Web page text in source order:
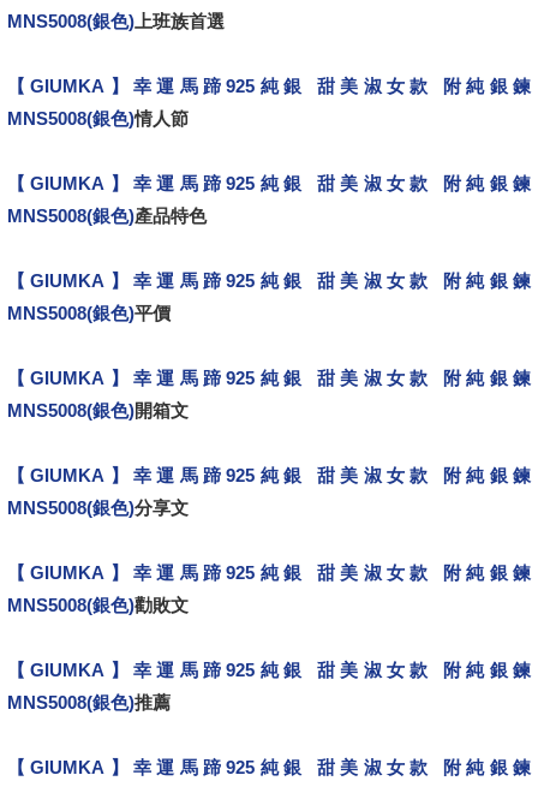
MNS5008(銀色) 上班族首選
【GIUMKA】幸運馬蹄925純銀 甜美淑女款 附純銀鍊
MNS5008(銀色)情人節
【GIUMKA】幸運馬蹄925純銀 甜美淑女款 附純銀鍊
MNS5008(銀色)產品特色
【GIUMKA】幸運馬蹄925純銀 甜美淑女款 附純銀鍊
MNS5008(銀色)平價
【GIUMKA】幸運馬蹄925純銀 甜美淑女款 附純銀鍊
MNS5008(銀色)開箱文
【GIUMKA】幸運馬蹄925純銀 甜美淑女款 附純銀鍊
MNS5008(銀色)分享文
【GIUMKA】幸運馬蹄925純銀 甜美淑女款 附純銀鍊
MNS5008(銀色)勸敗文
【GIUMKA】幸運馬蹄925純銀 甜美淑女款 附純銀鍊
MNS5008(銀色)推薦
【GIUMKA】幸運馬蹄925純銀 甜美淑女款 附純銀鍊